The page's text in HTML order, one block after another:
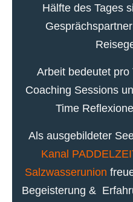
Hälfte des Tages
Arbeit bedeutet pro
Coaching Sessions
Time
Als ausgebildeter
Kanal
Salzwasserunion
Begeisterung &